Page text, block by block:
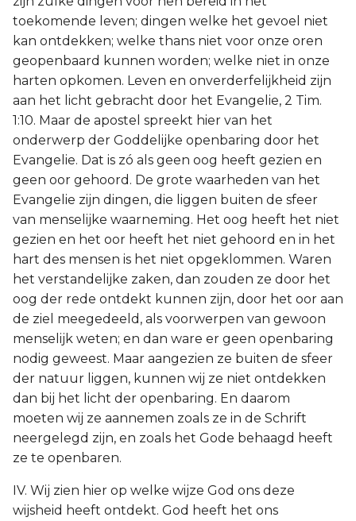
toekomende leven; dingen welke het gevoel niet
kan ontdekken; welke thans niet voor onze oren
geopenbaard kunnen worden; welke niet in onze
harten opkomen. Leven en onverderfelijkheid zijn
aan het licht gebracht door het Evangelie, 2 Tim.
1:10. Maar de apostel spreekt hier van het
onderwerp der Goddelijke openbaring door het
Evangelie. Dat is zó als geen oog heeft gezien en
geen oor gehoord. De grote waarheden van het
Evangelie zijn dingen, die liggen buiten de sfeer
van menselijke waarneming. Het oog heeft het niet
gezien en het oor heeft het niet gehoord en in het
hart des mensen is het niet opgeklommen. Waren
het verstandelijke zaken, dan zouden ze door het
oog der rede ontdekt kunnen zijn, door het oor aan
de ziel meegedeeld, als voorwerpen van gewoon
menselijk weten; en dan ware er geen openbaring
nodig geweest. Maar aangezien ze buiten de sfeer
der natuur liggen, kunnen wij ze niet ontdekken
dan bij het licht der openbaring. En daarom
moeten wij ze aannemen zoals ze in de Schrift
neergelegd zijn, en zoals het Gode behaagd heeft
ze te openbaren.
IV. Wij zien hier op welke wijze God ons deze
wijsheid heeft ontdekt. God heeft het ons